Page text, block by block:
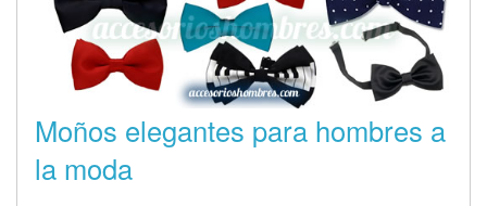
Moños elegantes para hombres a
la moda